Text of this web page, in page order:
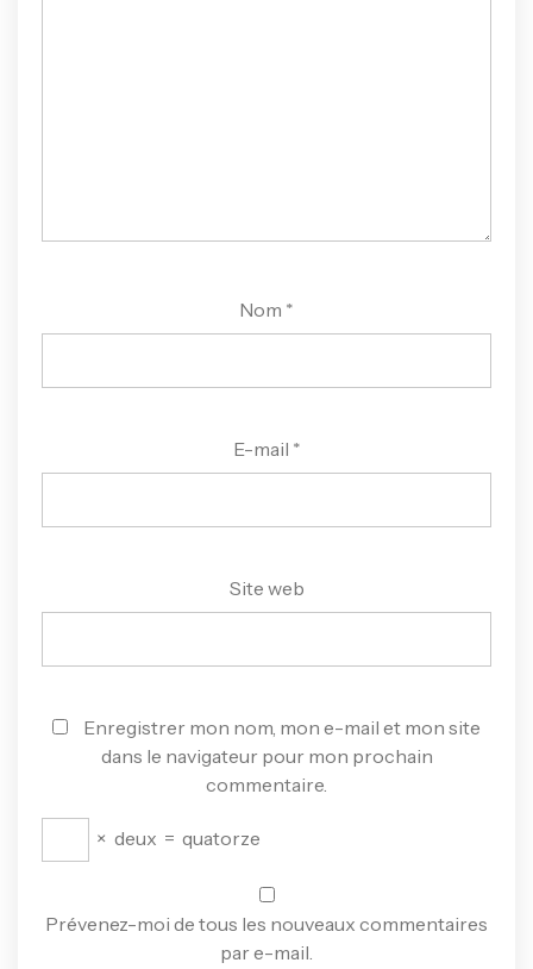
Nom *
E-mail *
Site web
Enregistrer mon nom, mon e-mail et mon site
dans le navigateur pour mon prochain
commentaire.
× deux = quatorze
Prévenez-moi de tous les nouveaux commentaires
par e-mail.